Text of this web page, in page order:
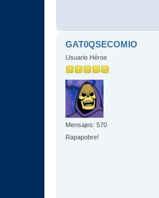
GAT0QSECOMIO
Usuario Héroe
Mensajes: 570
Rapapobre!